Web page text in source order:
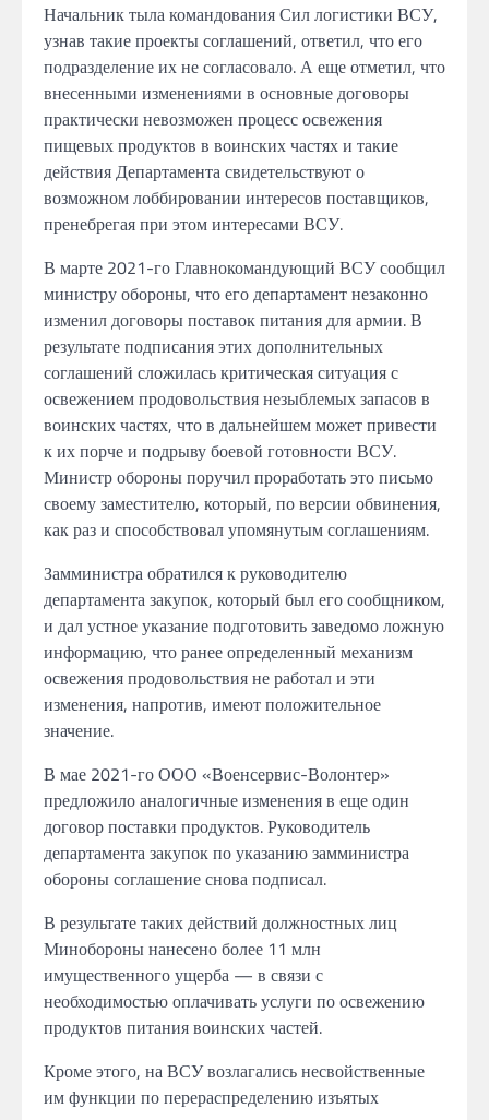
Начальник тыла командования Сил логистики ВСУ,
узнав такие проекты соглашений, ответил, что его
подразделение их не согласовало. А еще отметил, что
внесенными изменениями в основные договоры
практически невозможен процесс освежения
пищевых продуктов в воинских частях и такие
действия Департамента свидетельствуют о
возможном лоббировании интересов поставщиков,
пренебрегая при этом интересами ВСУ.
В марте 2021-го Главнокомандующий ВСУ сообщил
министру обороны, что его департамент незаконно
изменил договоры поставок питания для армии. В
результате подписания этих дополнительных
соглашений сложилась критическая ситуация с
освежением продовольствия незыблемых запасов в
воинских частях, что в дальнейшем может привести
к их порче и подрыву боевой готовности ВСУ.
Министр обороны поручил проработать это письмо
своему заместителю, который, по версии обвинения,
как раз и способствовал упомянутым соглашениям.
Замминистра обратился к руководителю
департамента закупок, который был его сообщником,
и дал устное указание подготовить заведомо ложную
информацию, что ранее определенный механизм
освежения продовольствия не работал и эти
изменения, напротив, имеют положительное
значение.
В мае 2021-го ООО «Военсервис-Волонтер»
предложило аналогичные изменения в еще один
договор поставки продуктов. Руководитель
департамента закупок по указанию замминистра
обороны соглашение снова подписал.
В результате таких действий должностных лиц
Минобороны нанесено более 11 млн
имущественного ущерба — в связи с
необходимостью оплачивать услуги по освежению
продуктов питания воинских частей.
Кроме этого, на ВСУ возлагались несвойственные
им функции по перераспределению изъятых